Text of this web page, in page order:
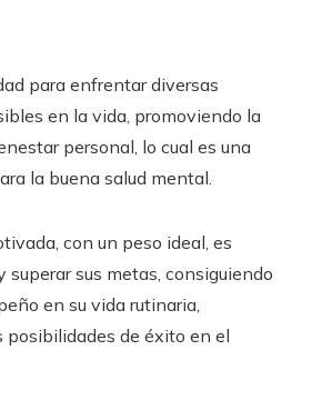
para enfrentar diversas
en la vida, promoviendo la
personal, lo cual es una
la buena salud mental.
con un peso ideal, es
superar sus metas, consiguiendo
en su vida rutinaria,
posibilidades de éxito en el